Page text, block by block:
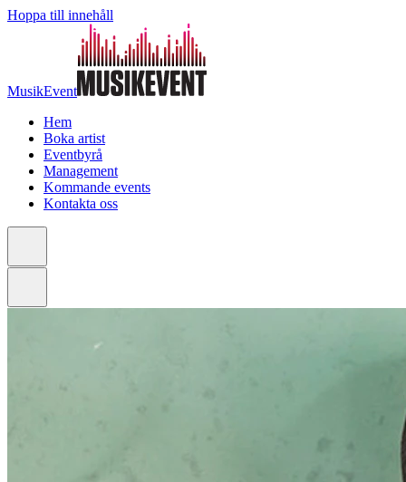
Hoppa till innehåll
MusikEvent
Hem
Boka artist
Eventbyrå
Management
Kommande events
Kontakta oss